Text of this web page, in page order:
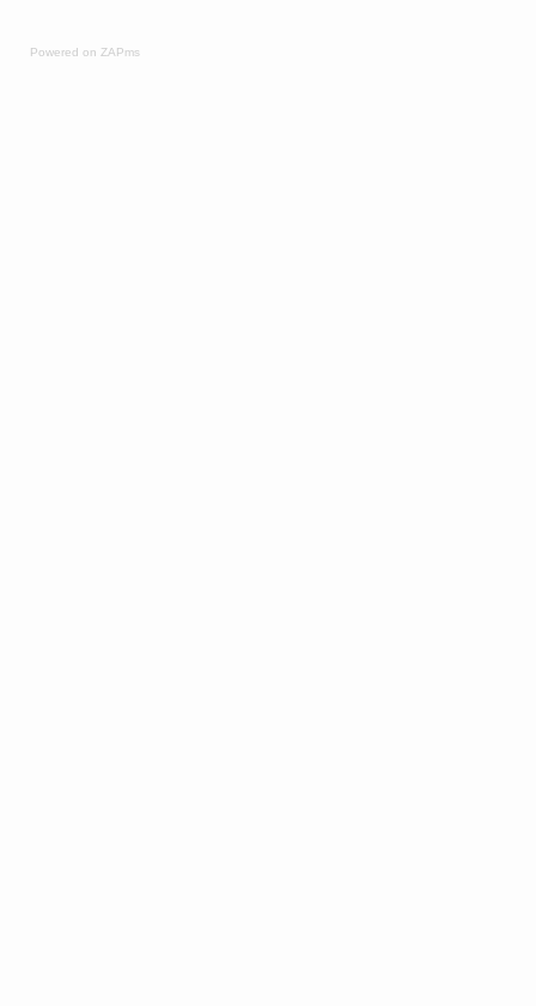
Powered on ZAPms